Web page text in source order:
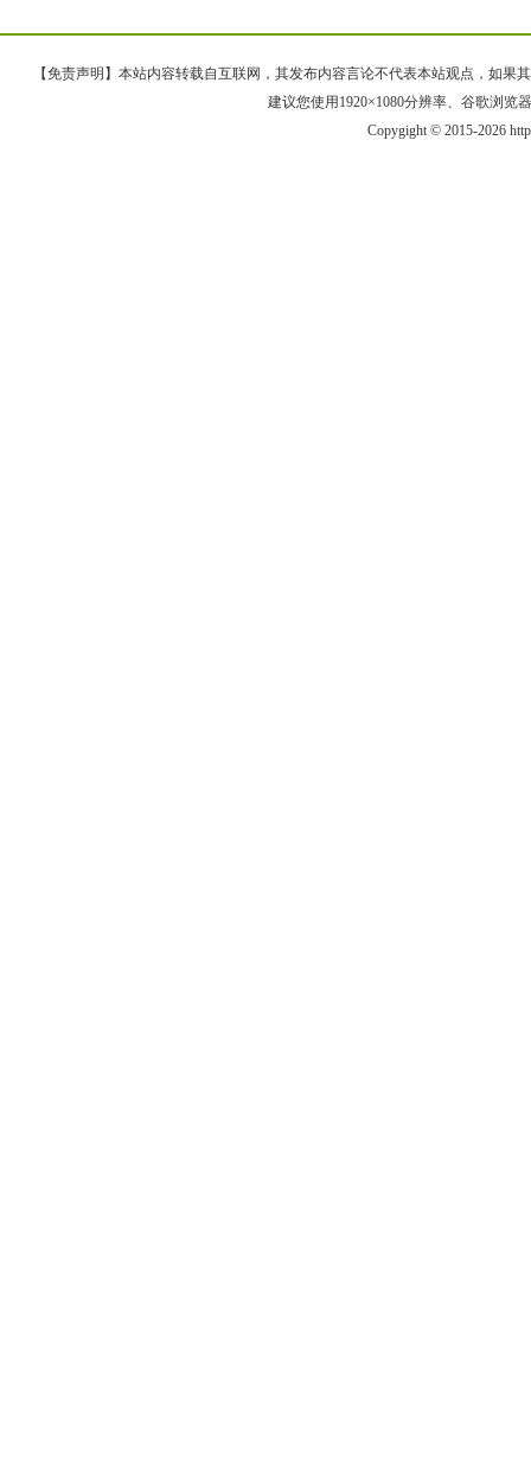
【免责声明】本站内容转载自互联网，其发布内容言论不代表本站观点，如果
建议您使用1920×1080分辨率、谷歌浏览
Copygight © 2015-2026